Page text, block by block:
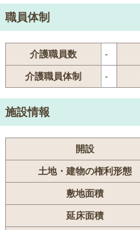
職員体制
介護職員数 -
介護職員体制 -
施設情報
開設
土地・建物の権利形態
敷地面積
延床面積